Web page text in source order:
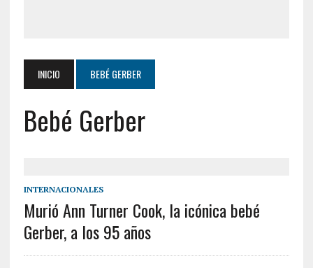
INICIO BEBÉ GERBER
Bebé Gerber
INTERNACIONALES
Murió Ann Turner Cook, la icónica bebé
Gerber, a los 95 años